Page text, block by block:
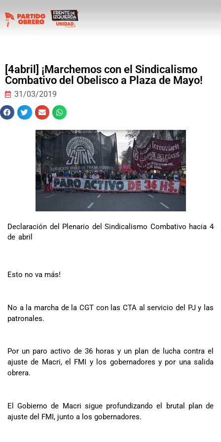
[4abril] ¡Marchemos con el Sindicalismo
Combativo del Obelisco a Plaza de Mayo!
31/03/2019
Declaración del Plenario del Sindicalismo Combativo hacia 4
de abril
Esto no va más!
No a la marcha de la CGT con las CTA al servicio del PJ y las
patronales.
Por un paro activo de 36 horas y un plan de lucha contra el
ajuste de Macri, el FMI y los gobernadores y por una salida
obrera.
El Gobierno de Macri sigue profundizando el brutal plan de
ajuste del FMI, junto a los gobernadores.